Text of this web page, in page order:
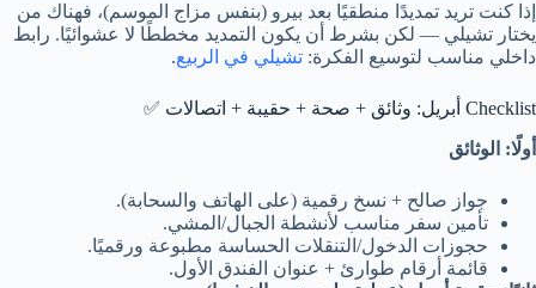
إذا كنت تريد تمديدًا منطقيًا بعد بيرو (بنفس مزاج الموسم)، فهناك من
يختار تشيلي — لكن بشرط أن يكون التمديد مخططًا لا عشوائيًا. رابط
داخلي مناسب لتوسيع الفكرة: تشيلي في الربيع.
Checklist أبريل: وثائق + صحة + حقيبة + اتصالات ✅
أولًا: الوثائق
جواز صالح + نسخ رقمية (على الهاتف والسحابة).
تأمين سفر مناسب لأنشطة الجبال/المشي.
حجوزات الدخول/التنقلات الحساسة مطبوعة ورقميًا.
قائمة أرقام طوارئ + عنوان الفندق الأول.